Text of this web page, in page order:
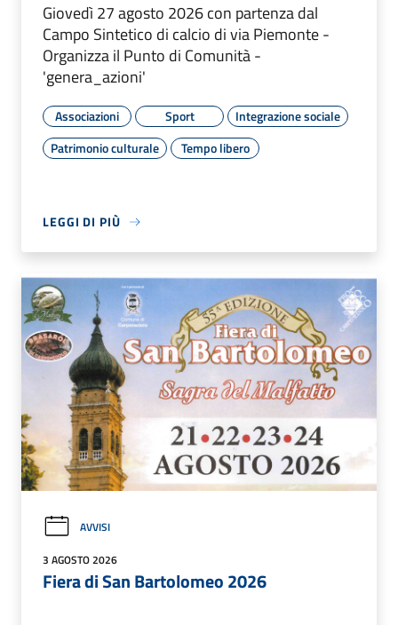
Giovedì 27 agosto 2026 con partenza dal
Campo Sintetico di calcio di via Piemonte -
Organizza il Punto di Comunità -
'genera_azioni'
Associazioni Sport
Integrazione sociale
Patrimonio culturale
Tempo libero
LEGGI DI PIÙ
AVVISI
3 AGOSTO 2026
Fiera di San Bartolomeo 2026